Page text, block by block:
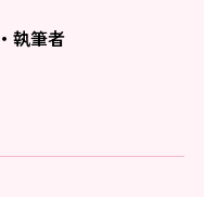
執筆者